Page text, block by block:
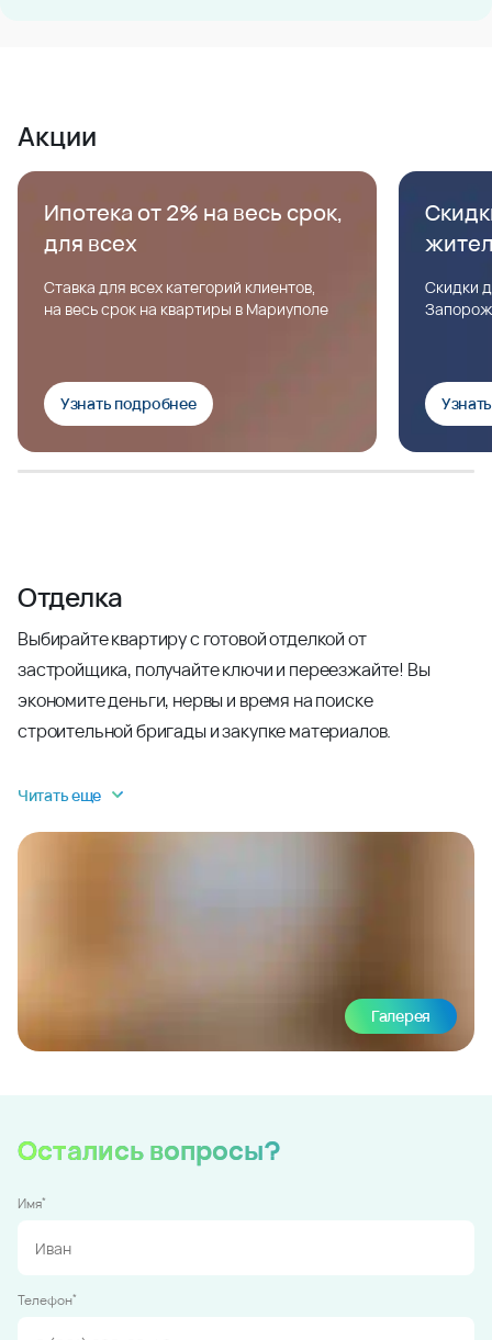
Акции
Ипотека от 2% на весь срок,
для всех
Ставка для всех категорий клиентов,
на весь срок на квартиры в Мариуполе
Узнать подробнее
Скидки
Отделка
Выбирайте квартиру с готовой отделкой от
застройщика, получайте ключи и переезжайте! Вы
экономите деньги, нервы и время на поиске
строительной бригады и закупке материалов.
Читать еще
Галерея
Остались вопросы?
Имя*
Телефон*